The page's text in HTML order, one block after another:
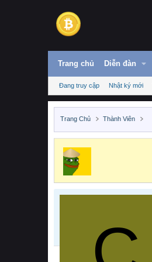
Trang chủ Diễn đàn
Đang truy cập Nhật ký mới
Trang Chủ Thành Viên